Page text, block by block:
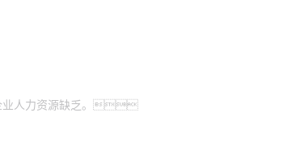
业人力资源缺乏。